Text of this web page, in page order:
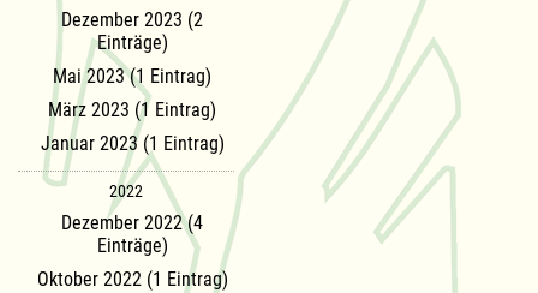
Dezember 2023 (2
Einträge)
Mai 2023 (1 Eintrag)
März 2023 (1 Eintrag)
Januar 2023 (1 Eintrag)
2022
Dezember 2022 (4
Einträge)
Oktober 2022 (1 Eintrag)